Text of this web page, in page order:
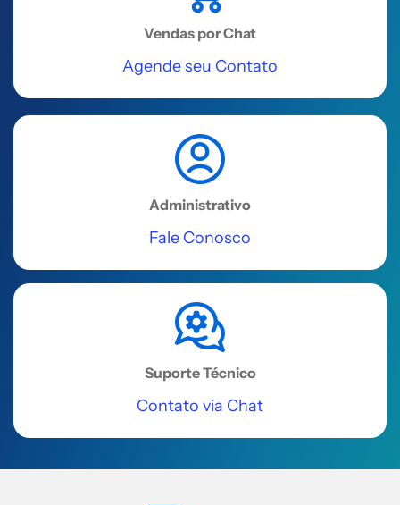
Vendas por Chat
Agende seu Contato
Administrativo
Fale Conosco
Suporte Técnico
Contato via Chat